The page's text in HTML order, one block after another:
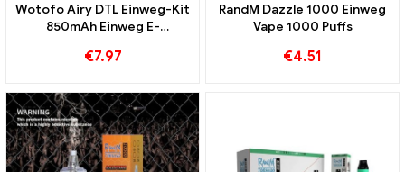
Wotofo Airy DTL Einweg-Kit
850mAh Einweg E-
Custom
€7.97
RandM Dazzle 1000 Einweg
Vape 1000 Puffs
€4.51